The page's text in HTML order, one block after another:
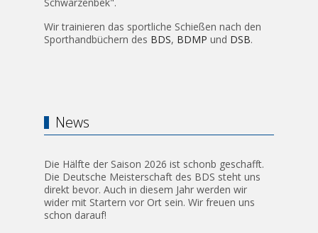
Wir trainieren das sportliche Schießen nach den
Sporthandbüchern des BDS, BDMP und DSB.
News
Die Hälfte der Saison 2026 ist schonb geschafft.
Die Deutsche Meisterschaft des BDS steht uns
direkt bevor. Auch in diesem Jahr werden wir
wider mit Startern vor Ort sein. Wir freuen uns
schon darauf!